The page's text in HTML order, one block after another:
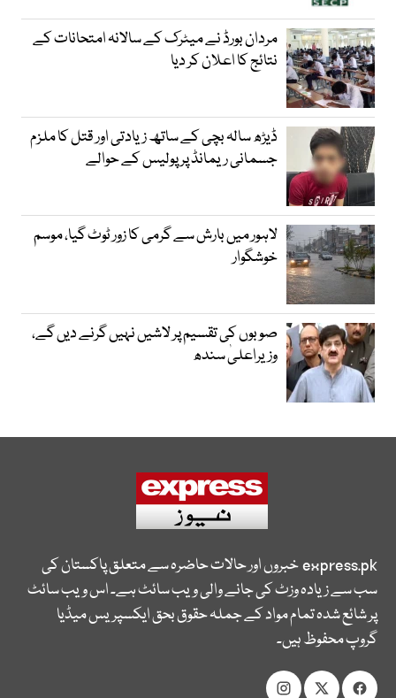
مردان بورڈ نے میٹرک کے سالانہ امتحانات کے
نتائج کا اعلان کر دیا
ڈیڑھ سالہ بچی کے ساتھ زیادتی اور قتل کا ملزم
جسمانی ریمانڈ پر پولیس کے حوالے
لاہور میں بارش سے گرمی کا زور ٹوٹ گیا، موسم
خوشگوار
صوبوں کی تقسیم پر لاشیں نہیں گرنے دیں گے،
وزیراعلیٰ سندھ
express.pkخبروں اور حالات حاضرہ سے متعلق پاکستان کی
سب سے زیادہ وزٹ کی جانے والی ویب سائٹ ہے۔ اس ویب سائٹ
پر شائع شدہ تمام مواد کے جملہ حقوق بحق ایکسپریس میڈیا
گروپ محفوظ ہیں۔